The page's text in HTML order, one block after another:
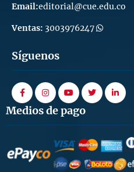
Email:editorial@cue.edu.co
Ventas: 3003976247
Síguenos
facebookinstagram
youtubetwitterlinkedin
Medios de pago